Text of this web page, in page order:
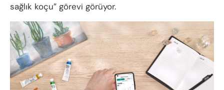
sağlık koçu” görevi görüyor.